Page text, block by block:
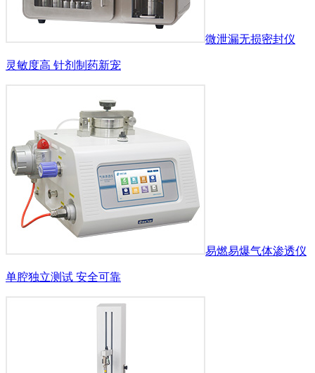
微泄漏无损密封仪
灵敏度高 针剂制药新宠
易燃易爆气体渗透仪
单腔独立测试 安全可靠